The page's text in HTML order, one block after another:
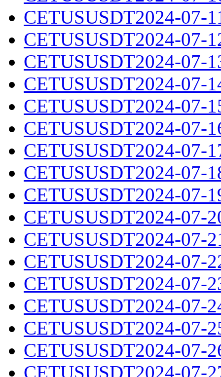
CETUSUSDT2024-07-
CETUSUSDT2024-07-
CETUSUSDT2024-07-
CETUSUSDT2024-07-
CETUSUSDT2024-07-
CETUSUSDT2024-07-
CETUSUSDT2024-07-
CETUSUSDT2024-07-
CETUSUSDT2024-07-
CETUSUSDT2024-07-
CETUSUSDT2024-07-
CETUSUSDT2024-07-
CETUSUSDT2024-07-
CETUSUSDT2024-07-
CETUSUSDT2024-07-
CETUSUSDT2024-07-
CETUSUSDT2024-07-